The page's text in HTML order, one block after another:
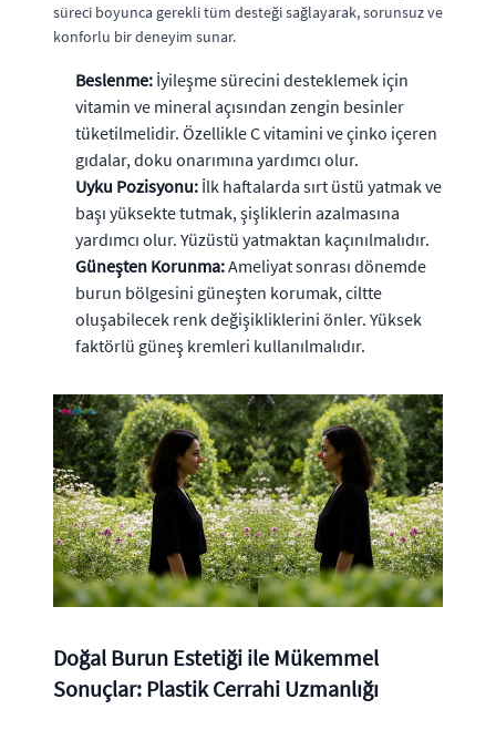
süreci boyunca gerekli tüm desteği sağlayarak, sorunsuz ve
konforlu bir deneyim sunar.
Beslenme: İyileşme sürecini desteklemek için
vitamin ve mineral açısından zengin besinler
tüketilmelidir. Özellikle C vitamini ve çinko içeren
gıdalar, doku onarımına yardımcı olur.
Uyku Pozisyonu: İlk haftalarda sırt üstü yatmak ve
başı yüksekte tutmak, şişliklerin azalmasına
yardımcı olur. Yüzüstü yatmaktan kaçınılmalıdır.
Güneşten Korunma:Ameliyat sonrası dönemde
burun bölgesini güneşten korumak, ciltte
oluşabilecek renk değişikliklerini önler. Yüksek
faktörlü güneş kremleri kullanılmalıdır.
Doğal Burun Estetiği ile Mükemmel
Sonuçlar: Plastik Cerrahi Uzmanlığı